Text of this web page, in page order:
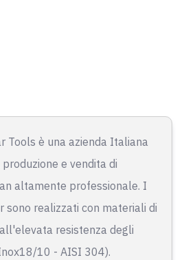
Tools è una azienda Italiana
e vendita di
altamente professionale. I
sono realizzati con materiali di
resistenza degli
10 - AISI 304).